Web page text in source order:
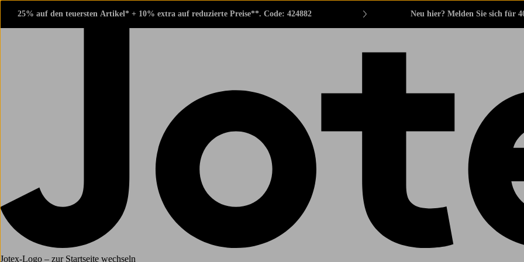
25% auf den teuersten Artikel* + 10% extra auf reduzierte Preise**. Code: 424882 Neu hier? Melden Sie sich für
Jotex-Logo – zur Startseite wechseln